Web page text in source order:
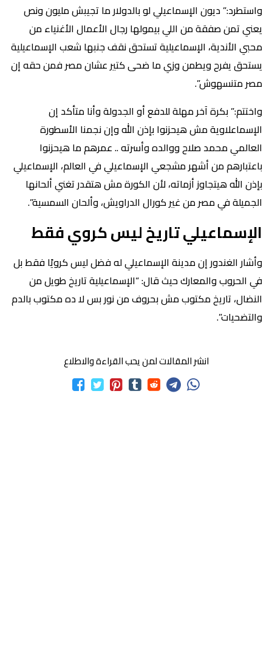
واستطرد:” ديون الإسماعيلي لو بالدولار ما تجيبش مليون ونص
يعني تمن صفقة من اللي بيمولها رجال الأعمال الأغنياء من
محبي الأندية، الإسماعيلية تستحق نقف جنبها شعب الإسماعيلية
يستحق يفرح ويطمن وزي ما ضحى كتير عشان مصر فمن حقه إن
مصر متنسهوش”.
واختتم:” بكرة آخر مهلة للدفع أو الجدولة وأنا متأكد إن
الإسماعلاوية مش هيحزنوا بإذن الله وإن نجمنا الأسطورة
العالمي محمد صلاح ووالده وأسرته .. عمرهم ما هيحزنوا
باعتبارهم من أشهر مشجعي الإسماعيلي في العالم، الإسماعيلي
بإذن الله هيتجاوز أزماته، لأن الكورة مش هتقدر تغني ألحانها
الجميلة في مصر من غير كورال الدراويش، وألحان السمسية”.
الإسماعيلي تاريخ ليس كروي فقط
وأشار الغندور إن مدينة الإسماعيلي له فضل ليس كرويًا فقط بل
في الحروب والمعارك حيث قال: “الإسماعيلية تاريخ طويل من
النضال، تاريخ مكتوب مش بحروف من نور بس لا ده مكتوب بالدم
والتضحيات”.
انشر المقالات لمن يحب القراءة والاطلاع